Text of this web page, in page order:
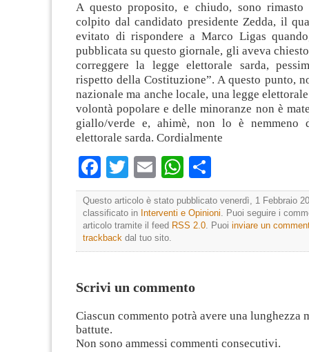
A questo proposito, e chiudo, sono rimasto
colpito dal candidato presidente Zedda, il
evitato di rispondere a Marco Ligas
pubblicata su questo giornale, gli aveva
correggere la legge elettorale sarda,
rispetto della Costituzione”. A questo punto,
nazionale ma anche locale, una legge
volontà popolare e delle minoranze non è
giallo/verde e, ahimè, non lo è nemmeno
elettorale sarda. Cordialmente
Facebook
TwitterEmailWhatsApp
Questo articolo è stato pubblicato venerdì, 1 Febbraio
classificato in Interventi e Opinioni. Puoi seguire i
articolo tramite il feed RSS 2.0. Puoi inviare un
trackback dal tuo sito.
Scrivi un commento
Ciascun commento potrà avere una lunghezza
battute.
Non sono ammessi commenti consecutivi.